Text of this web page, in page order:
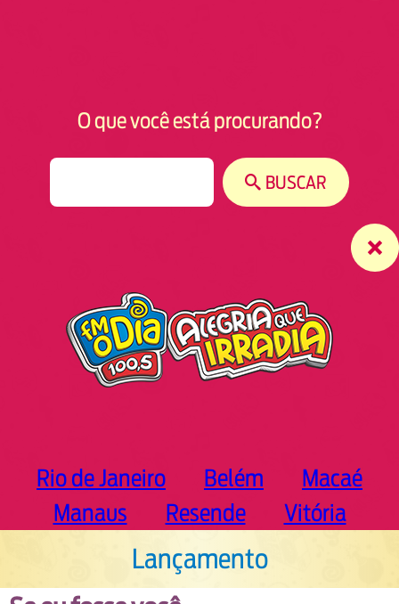
O que você está procurando?
BUSCAR
Rio de Janeiro Belém
Macaé
Manaus
Resende Vitória
Lançamento